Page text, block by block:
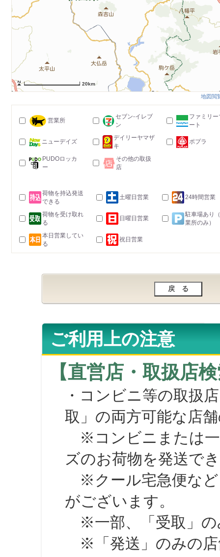
20km
地図閲
営業所
セブン-イレブ
ン
ファミリー
ート
ニューデイズ
デイリーヤマザ
キ
ポプラ
PUDOロッカ
ー
その他の取扱
店
荷物を持込発送
できる
土曜日営業 24時間営業
荷物を受け取れ
る
日曜日営業
駐車場あり
業所のみ）
本日営業してい
る
祝日営業
ご利用上の注意
【直営店・取扱店
・コンビニ等の取扱
取」の両方可能な店
※コンビニまたは一
ズのお荷物を発送で
※クール宅急便など
がございます。
※一部、「受取」の
※「発送」のみの店